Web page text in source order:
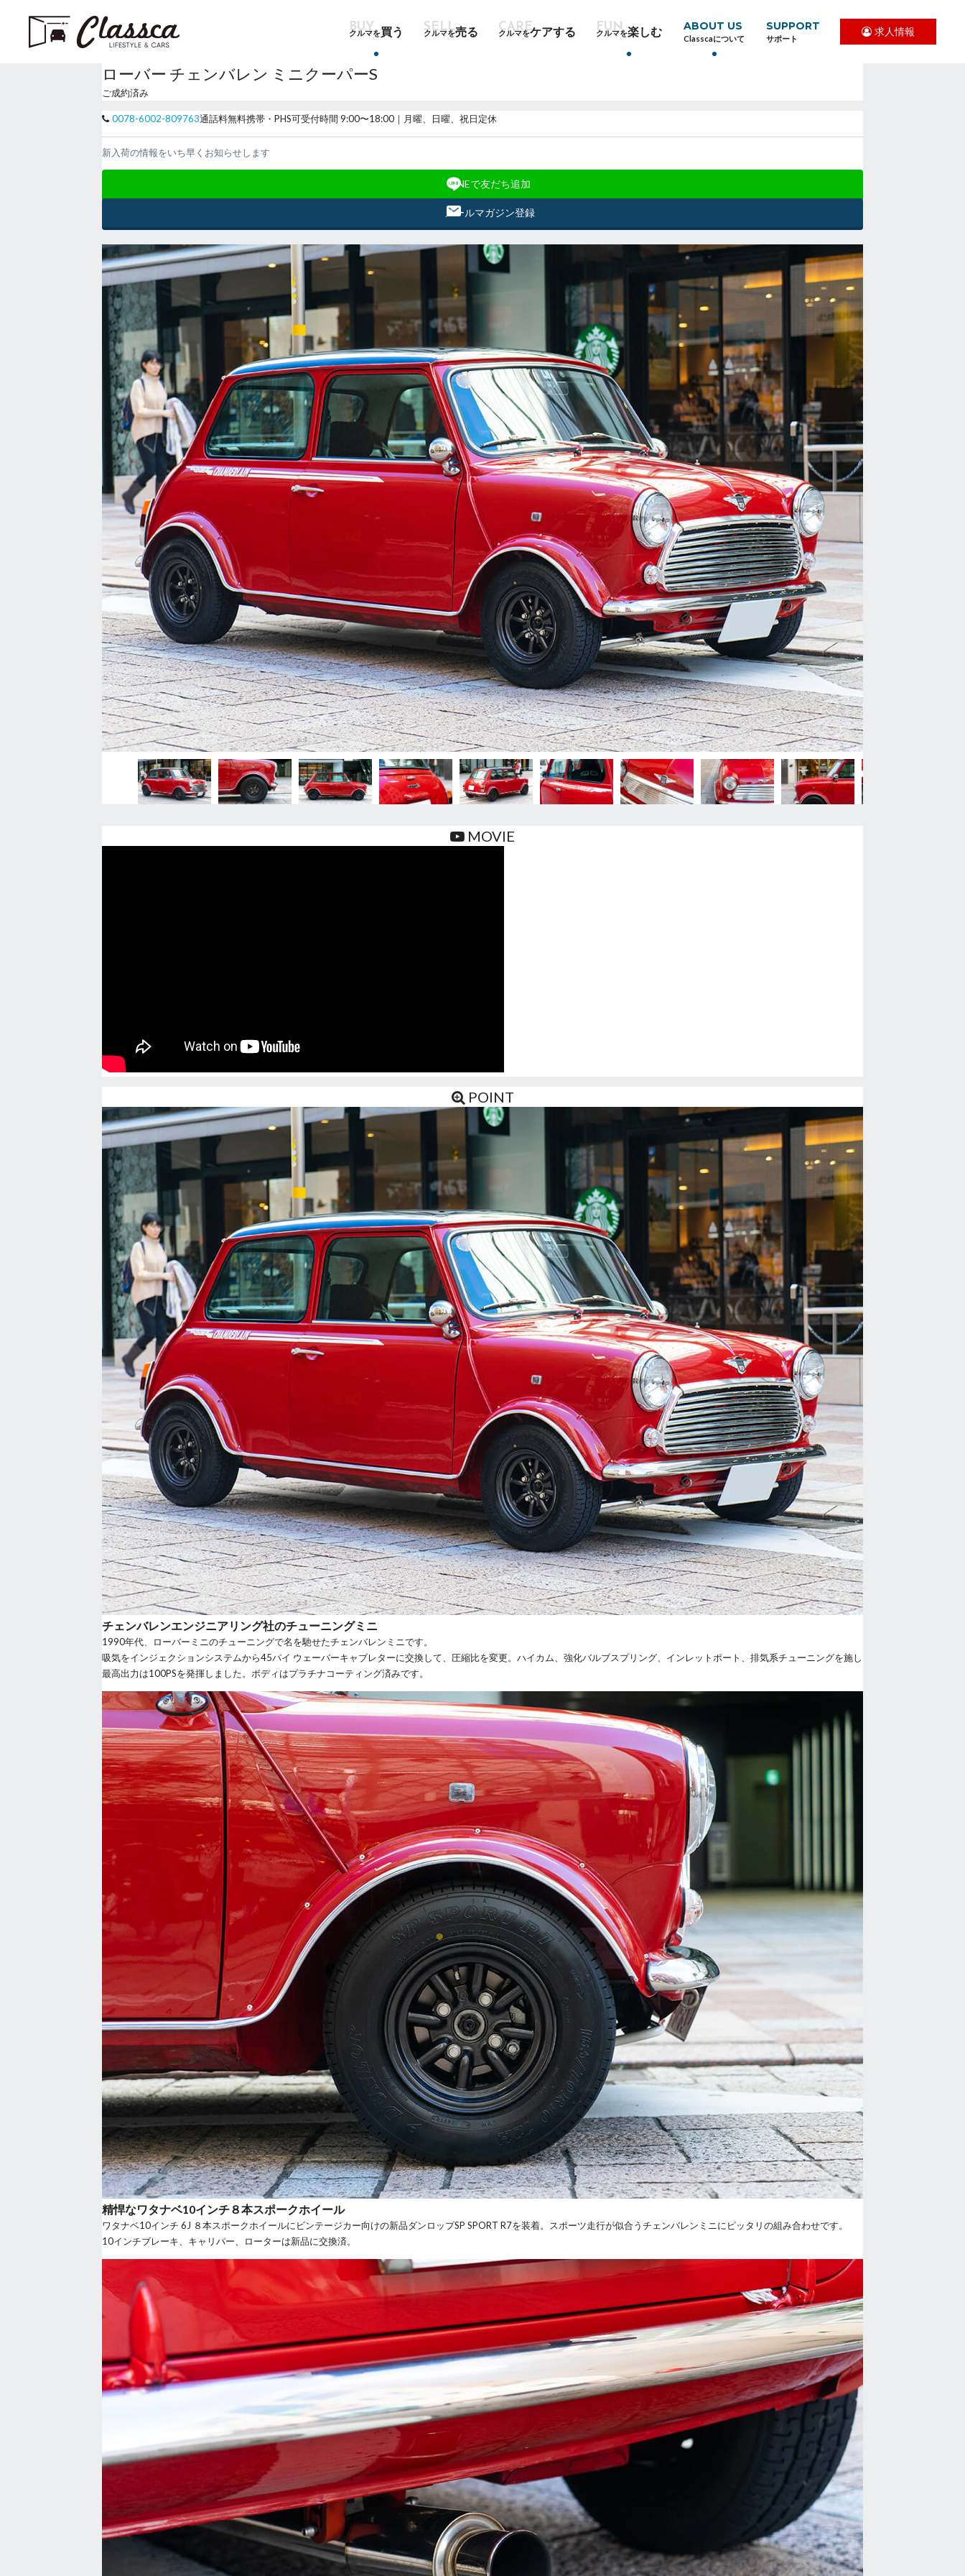
クルマを買う クルマを売る クルマをケアする クルマを楽しむ ABOUT US
Classcaについて
SUPPORT
サポート
求人情報
ローバー チェンバレン ミニクーパーS
ご成約済み
0078-6002-809763通話料無料携帯・PHS可受付時間 9:00〜18:00｜月曜、日曜、祝日定休
新入荷の情報をいち早くお知らせします
LINEで友だち追加
メールマガジン登録
MOVIE
POINT
チェンバレンエンジニアリング社のチューニングミニ
1990年代、ローバーミニのチューニングで名を馳せたチェンバレンミニです。
吸気をインジェクションシステムから45パイ ウェーバーキャブレターに交換して、圧縮比を変更。ハイカム、強化バルブスプリング、インレットポート、排気系チューニングを施し
精悍なワタナベ10インチ８本スポークホイール
ワタナベ10インチ 6J ８本スポークホイールにビンテージカー向けの新品ダンロップSP SPORT R7を装着。スポーツ走行が似合うチェンバレンミニにピッタリの組み合わせです。